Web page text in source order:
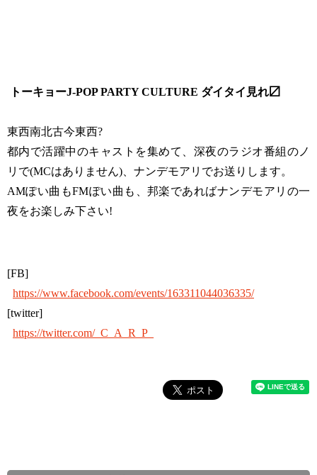
トーキョーJ-POP PARTY CULTURE ダイタイ見れ〼
東西南北古今東西?
都内で活躍中のキャストを集めて、深夜のラジオ番組のノ
リで(MCはありません)、ナンデモアリでお送りします。
AMぽい曲もFMぽい曲も、邦楽であればナンデモアリの一
夜をお楽しみ下さい!
[FB]
https://www.facebook.com/events/163311044036335/
[twitter]
https://twitter.com/_C_A_R_P_